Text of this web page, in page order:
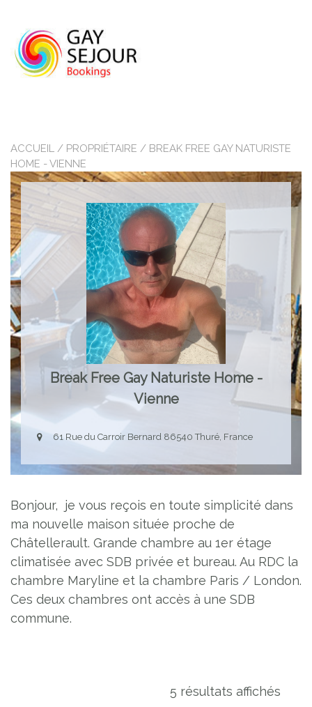
content
ACCUEIL / PROPRIÉTAIRE / BREAK FREE GAY NATURISTE
HOME - VIENNE
Break Free Gay Naturiste Home -
Vienne
61 Rue du Carroir Bernard 86540 Thuré, France
Bonjour, je vous reçois en toute simplicité dans
ma nouvelle maison située proche de
Châtellerault. Grande chambre au 1er étage
climatisée avec SDB privée et bureau. Au RDC la
chambre Maryline et la chambre Paris / London.
Ces deux chambres ont accès à une SDB
commune.
5 résultats affichés